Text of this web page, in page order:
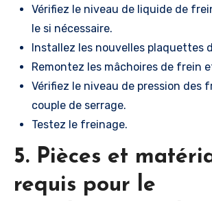
Vérifiez le niveau de liquide de
le si nécessaire.
Installez les nouvelles plaquettes
Remontez les mâchoires de frein
Vérifiez le niveau de pression des
couple de serrage.
Testez le freinage.
5. Pièces et
requis pour le